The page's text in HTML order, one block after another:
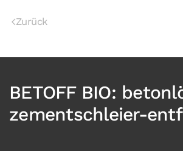
Zurück
BETOFF BIO:
zementschleier-